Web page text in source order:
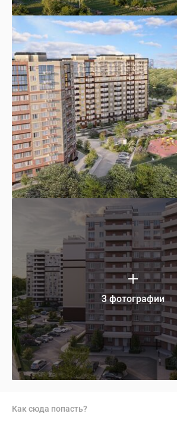
3 фотографии
Как сюда попасть?